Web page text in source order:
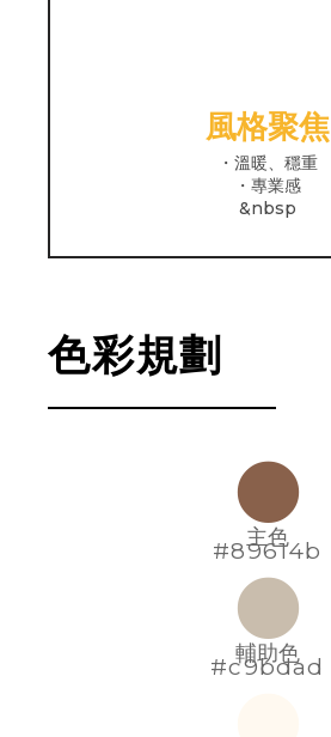
風格聚焦
・溫暖、穩重
・專業感
&nbsp
色彩規劃
主色
#89614b
輔助色
#c9bdad